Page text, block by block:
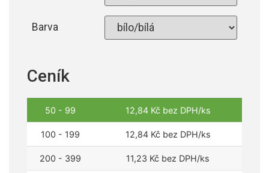
Barva
Ceník
50 - 99 12,84 Kčbez DPH/ks
100 - 199 12,84 Kčbez DPH/ks
200 - 399 11,23 Kč bez DPH/ks